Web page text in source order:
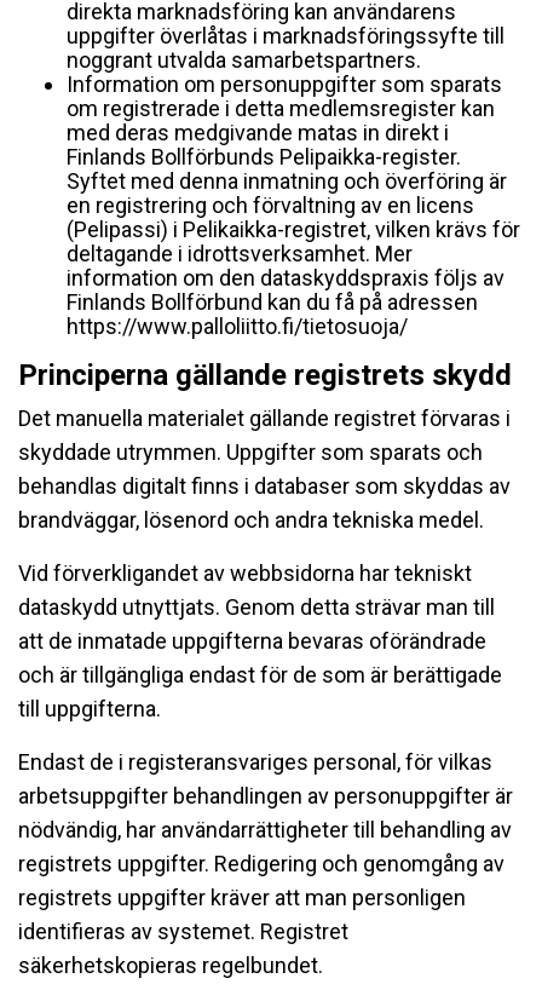
direkta marknadsföring kan användarens
uppgifter överlåtas i marknadsföringssyfte till
noggrant utvalda samarbetspartners.
Information om personuppgifter som sparats
om registrerade i detta medlemsregister kan
med deras medgivande matas in direkt i
Finlands Bollförbunds Pelipaikka-register.
Syftet med denna inmatning och överföring är
en registrering och förvaltning av en licens
(Pelipassi) i Pelikaikka-registret, vilken krävs för
deltagande i idrottsverksamhet. Mer
information om den dataskyddspraxis följs av
Finlands Bollförbund kan du få på adressen
https://www.palloliitto.fi/tietosuoja/
Principerna gällande registrets skydd
Det manuella materialet gällande registret förvaras i
skyddade utrymmen. Uppgifter som sparats och
behandlas digitalt finns i databaser som skyddas av
brandväggar, lösenord och andra tekniska medel.
Vid förverkligandet av webbsidorna har tekniskt
dataskydd utnyttjats. Genom detta strävar man till
att de inmatade uppgifterna bevaras oförändrade
och är tillgängliga endast för de som är berättigade
till uppgifterna.
Endast de i registeransvariges personal, för vilkas
arbetsuppgifter behandlingen av personuppgifter är
nödvändig, har användarrättigheter till behandling av
registrets uppgifter. Redigering och genomgång av
registrets uppgifter kräver att man personligen
identifieras av systemet. Registret
säkerhetskopieras regelbundet.